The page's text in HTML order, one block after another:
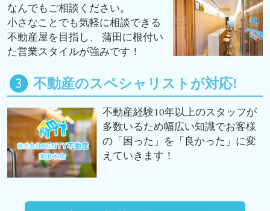
なんでもご相談ください。
小さなことでも気軽に相談できる
不動産屋を目指し、 蒲田に根付い
た営業スタイルが強みです！
不動産のスペシャリストが対応!
不動産経験10年以上のスタッフが
多数いるため幅広い知識でお客様
の「困った」を「良かった」に変
えていきます！